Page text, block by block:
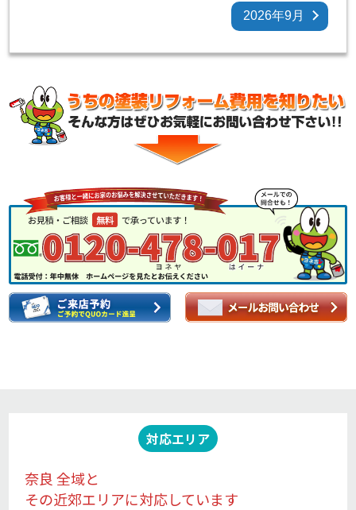
2026年9月
対応エリア
奈良 全域と
その近郊エリアに対応しています